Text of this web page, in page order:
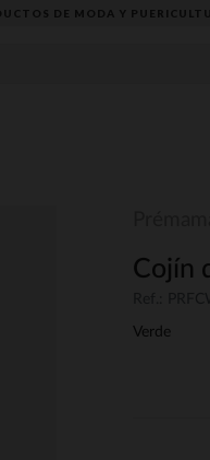
DE MODA Y
Cojín
Verde